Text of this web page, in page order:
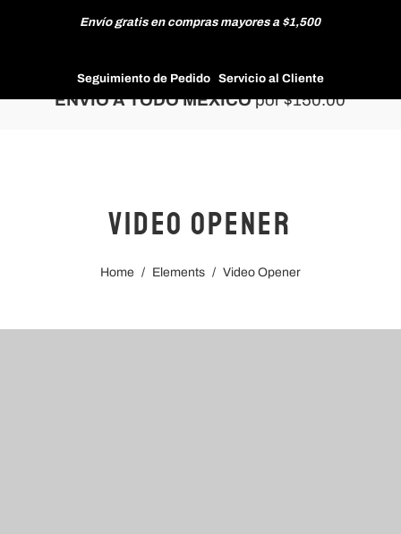
Envío gratis en compras mayores a $1,500
Seguimiento de Pedido Servicio al Cliente
ENVÍO A TODO MÉXICOpor $150.00
Video Opener
Home / Elements / Video Opener